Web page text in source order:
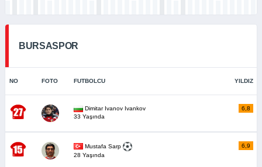
BURSASPOR
NO FOTO FUTBOLCU YILDIZ
Dimitar Ivanov Ivankov
33 Yaşında
6,8
Mustafa Sarp
28 Yaşında
6,9